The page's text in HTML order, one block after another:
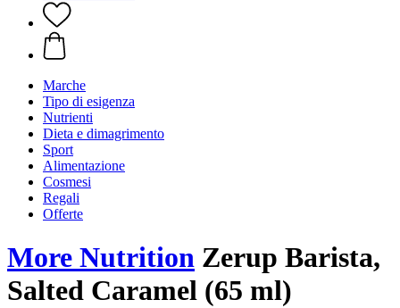
Marche
Tipo di esigenza
Nutrienti
Dieta e dimagrimento
Sport
Alimentazione
Cosmesi
Regali
Offerte
More Nutrition Zerup Barista,
Salted Caramel (65 ml)